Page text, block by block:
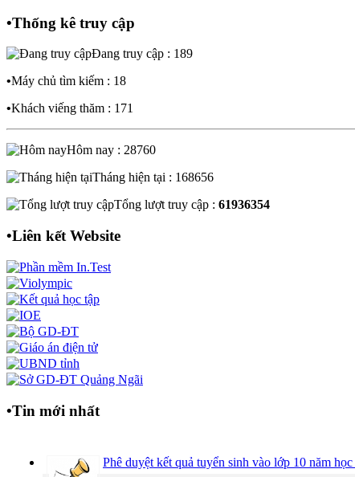
•Thống kê truy cập
Đang truy cập : 189
•Máy chủ tìm kiếm : 18
•Khách viếng thăm : 171
Hôm nay : 28760
Tháng hiện tại : 168656
Tổng lượt truy cập : 61936354
•Liên kết Website
•Tin mới nhất
Phê duyệt kết quả tuyển sinh vào lớp 10 năm